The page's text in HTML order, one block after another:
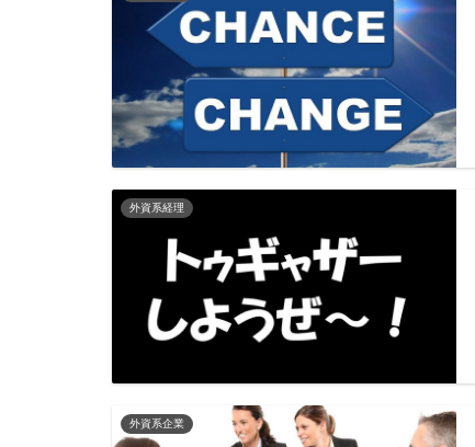
外資系経理
外資系企業